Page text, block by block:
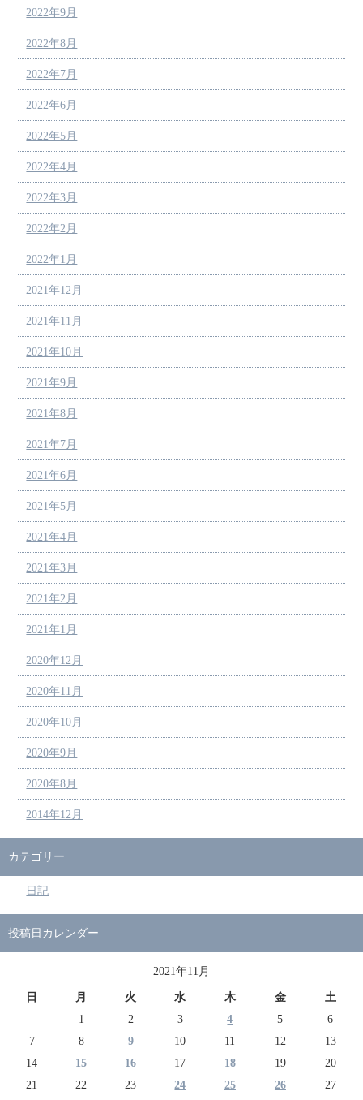
2022年9月
2022年8月
2022年7月
2022年6月
2022年5月
2022年4月
2022年3月
2022年2月
2022年1月
2021年12月
2021年11月
2021年10月
2021年9月
2021年8月
2021年7月
2021年6月
2021年5月
2021年4月
2021年3月
2021年2月
2021年1月
2020年12月
2020年11月
2020年10月
2020年9月
2020年8月
2014年12月
カテゴリー
日記
投稿日カレンダー
2021年11月
日 月 火 水 木 金
土
1
2 3 4 5
6
7
8 9 10 11 12
13
14
15 16 17 18 19
20
21
22 23 24 25 26 27